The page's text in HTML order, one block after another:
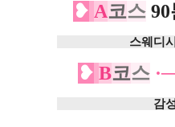
❥ A코스90
스웨디
❥ B코스
감